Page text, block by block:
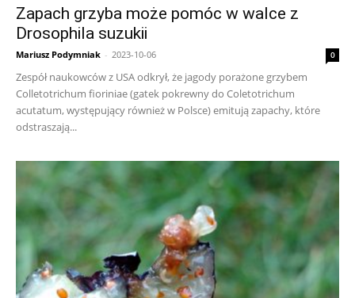
Zapach grzyba może pomóc w walce z
Drosophila suzukii
Mariusz Podymniak - 2023-10-06 0
Zespół naukowców z USA odkrył, że jagody porażone grzybem
Colletotrichum fioriniae (gatek pokrewny do Coletotrichum
acutatum, występujący również w Polsce) emitują zapachy, które
odstraszają...